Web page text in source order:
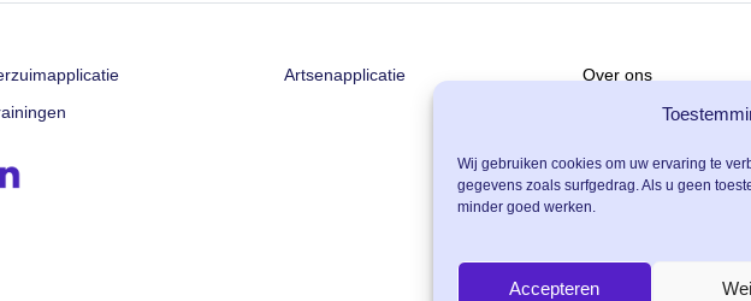
Wij gebruiken cookies om uw ervaring te
gegevens zoals surfgedrag. Als u geen
minder goed werken.
Accepteren
Artsenapplicatie
Over ons
Nieuws